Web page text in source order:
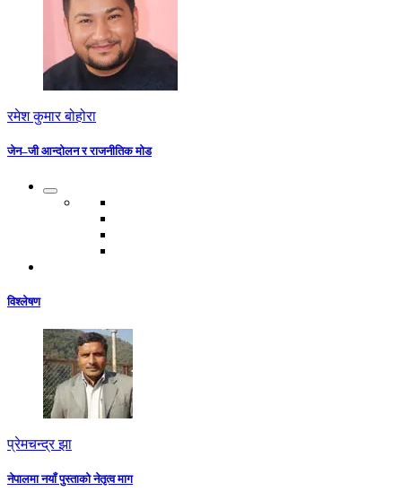
रमेश कुमार बोहोरा
जेन–जी आन्दोलन र राजनीतिक मोड
विश्लेषण
प्रेमचन्द्र झा
नेपालमा नयाँ पुस्ताको नेतृत्व माग